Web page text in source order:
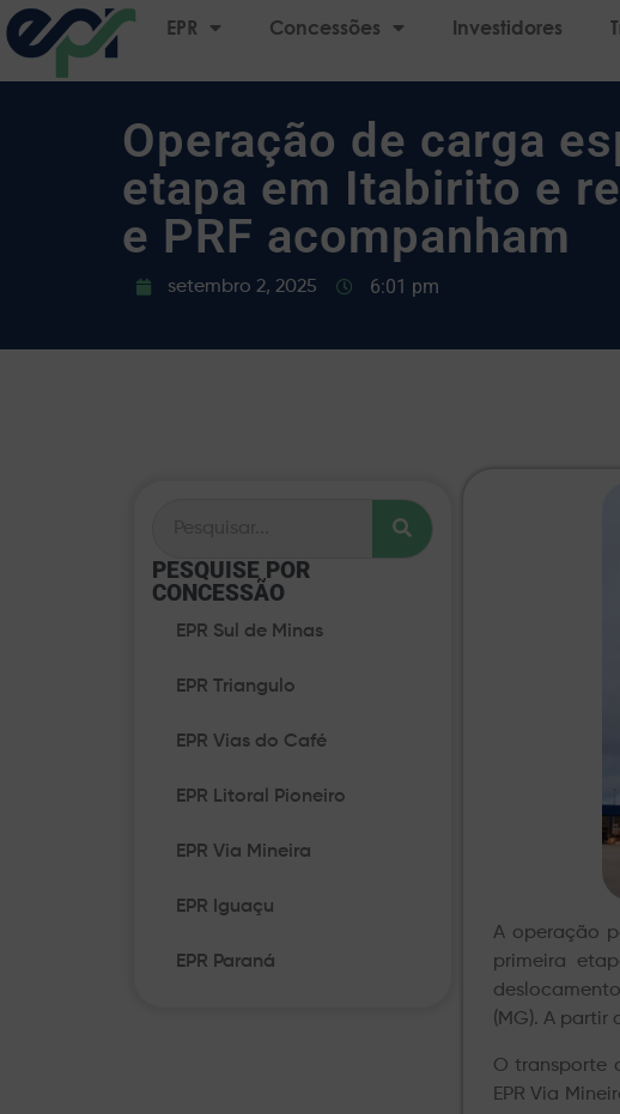
EPR Concessões Investidores
Operação de carga
etapa em Itabirito e
e PRF acompanham
setembro 2, 2025 6:01 pm
PESQUISE POR
CONCESSÃO​
EPR Sul de Minas
EPR Triangulo
EPR Vias do Café
EPR Litoral Pioneiro
EPR Via Mineira
EPR Iguaçu
EPR Paraná
A operação
primeira
(MG). A
O transporte
EPR Via